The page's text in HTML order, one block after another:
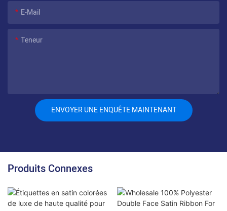
E-Mail
Teneur
ENVOYER UNE ENQUÊTE MAINTENANT
Produits Connexes